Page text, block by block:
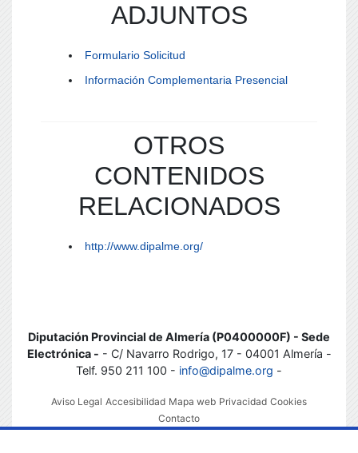
ADJUNTOS
Formulario Solicitud
Información Complementaria Presencial
OTROS
CONTENIDOS
RELACIONADOS
http://www.dipalme.org/
Diputación Provincial de Almería (P0400000F) - Sede
Electrónica - - C/ Navarro Rodrigo, 17 - 04001 Almería -
Telf. 950 211 100 - info@dipalme.org -
Aviso Legal Accesibilidad Mapa web Privacidad Cookies
Contacto